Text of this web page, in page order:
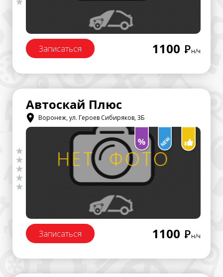
Записаться 1100 Рн/ч
Автоскай Плюс
Воронеж, ул. Героев Сибиряков, 3Б
Записаться 1100 Рн/ч